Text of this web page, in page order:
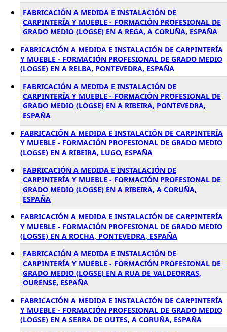
FABRICACIÓN A MEDIDA E INSTALACIÓN DE
CARPINTERÍA Y MUEBLE - FORMACIÓN PROFESIONAL DE
GRADO MEDIO (LOGSE) EN A REGA, A CORUÑA, ESPAÑA
FABRICACIÓN A MEDIDA E INSTALACIÓN DE CARPINTERÍA
Y MUEBLE - FORMACIÓN PROFESIONAL DE GRADO MEDIO
(LOGSE) EN A RELBA, PONTEVEDRA, ESPAÑA
FABRICACIÓN A MEDIDA E INSTALACIÓN DE
CARPINTERÍA Y MUEBLE - FORMACIÓN PROFESIONAL DE
GRADO MEDIO (LOGSE) EN A RIBEIRA, PONTEVEDRA,
ESPAÑA
FABRICACIÓN A MEDIDA E INSTALACIÓN DE CARPINTERÍA
Y MUEBLE - FORMACIÓN PROFESIONAL DE GRADO MEDIO
(LOGSE) EN A RIBEIRA, LUGO, ESPAÑA
FABRICACIÓN A MEDIDA E INSTALACIÓN DE
CARPINTERÍA Y MUEBLE - FORMACIÓN PROFESIONAL DE
GRADO MEDIO (LOGSE) EN A RIBEIRA, A CORUÑA,
ESPAÑA
FABRICACIÓN A MEDIDA E INSTALACIÓN DE CARPINTERÍA
Y MUEBLE - FORMACIÓN PROFESIONAL DE GRADO MEDIO
(LOGSE) EN A ROCHA, PONTEVEDRA, ESPAÑA
FABRICACIÓN A MEDIDA E INSTALACIÓN DE
CARPINTERÍA Y MUEBLE - FORMACIÓN PROFESIONAL DE
GRADO MEDIO (LOGSE) EN A RUA DE VALDEORRAS,
OURENSE, ESPAÑA
FABRICACIÓN A MEDIDA E INSTALACIÓN DE CARPINTERÍA
Y MUEBLE - FORMACIÓN PROFESIONAL DE GRADO MEDIO
(LOGSE) EN A SERRA DE OUTES, A CORUÑA, ESPAÑA